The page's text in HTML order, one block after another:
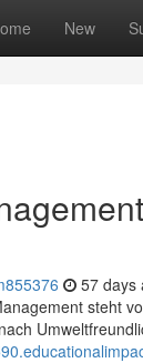
New
57 days
steht